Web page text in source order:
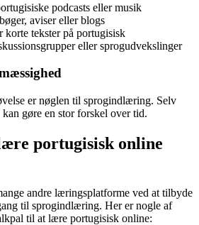
podcasts eller musik
aviser eller blogs
korte tekster på portugisisk
eller sprogudvekslinger
er nøglen til sprogindlæring. Selv
gøre en stor forskel over tid.
portugisisk online
andre læringsplatforme ved at tilbyde
til sprogindlæring. Her er nogle af
til at lære portugisisk online: